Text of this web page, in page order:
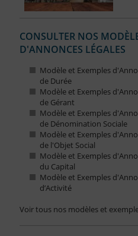
CONSULTER NOS
D'ANNONCES LÉGALES
Modèle et Exemples
de Durée
Modèle et Exemples
de Gérant
Modèle et Exemples
de Dénomination Sociale
Modèle et Exemples
de l'Objet Social
Modèle et Exemples
du Capital
Modèle et Exemples
d’Activité
Voir tous nos modèles et